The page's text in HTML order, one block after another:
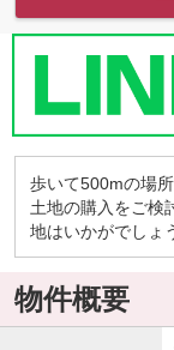
歩いて500mの場
土地の購入をご検
地はいかがでしょ
物件概要